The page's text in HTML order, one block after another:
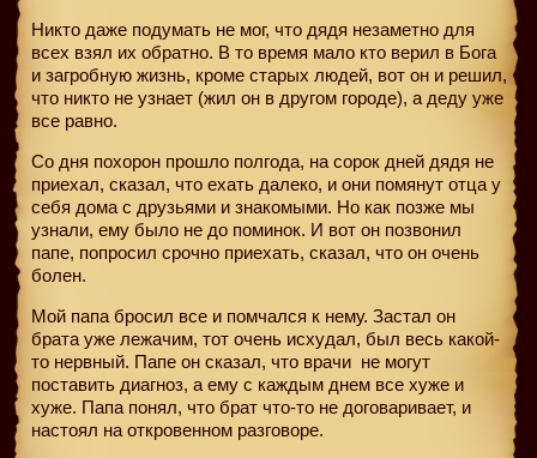
Никто даже подумать не мог, что дядя незаметно для
всех взял их обратно. В то время мало кто верил в Бога
и загробную жизнь, кроме старых людей, вот он и решил,
что никто не узнает (жил он в другом городе), а деду уже
все равно.
Со дня похорон прошло полгода, на сорок дней дядя не
приехал, сказал, что ехать далеко, и они помянут отца у
себя дома с друзьями и знакомыми. Но как позже мы
узнали, ему было не до поминок. И вот он позвонил
папе, попросил срочно приехать, сказал, что он очень
болен.
Мой папа бросил все и помчался к нему. Застал он
брата уже лежачим, тот очень исхудал, был весь какой-
то нервный. Папе он сказал, что врачи не могут
поставить диагноз, а ему с каждым днем все хуже и
хуже. Папа понял, что брат что-то не договаривает, и
настоял на откровенном разговоре.